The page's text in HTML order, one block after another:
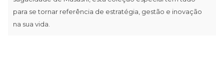
para se tornar referência de estratégia, gestão e inovação
na sua vida.